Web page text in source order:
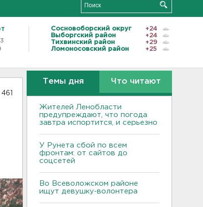
Сосновоборский округ
+24
Выборгский район
+24
Тихвинский район
+29
Ломоносовский район
+25
461
Темы дня Что читают
Жителей Ленобласти
предупреждают, что погода
завтра испортится, и серьезно
У Рунета сбой по всем
фронтам: от сайтов до
соцсетей
Во Всеволожском районе
ищут девушку-волонтера